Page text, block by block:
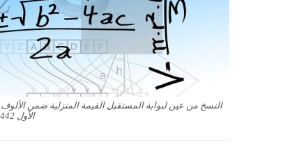
النسخ من عين لبوابة المستقبل القيمة المنزلية ضمن
الأول 1442 هـ